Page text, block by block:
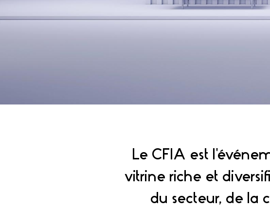
Le CFIA est
vitrine riche et
du secteur, de la